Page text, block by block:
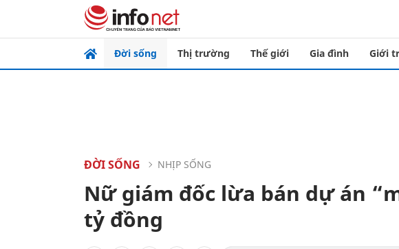
Đời sống Thị trường Thế giới Gia đình Giới
ĐỜI SỐNG NHỊP SỐNG
Nữ giám đốc lừa bán dự án
tỷ đồng